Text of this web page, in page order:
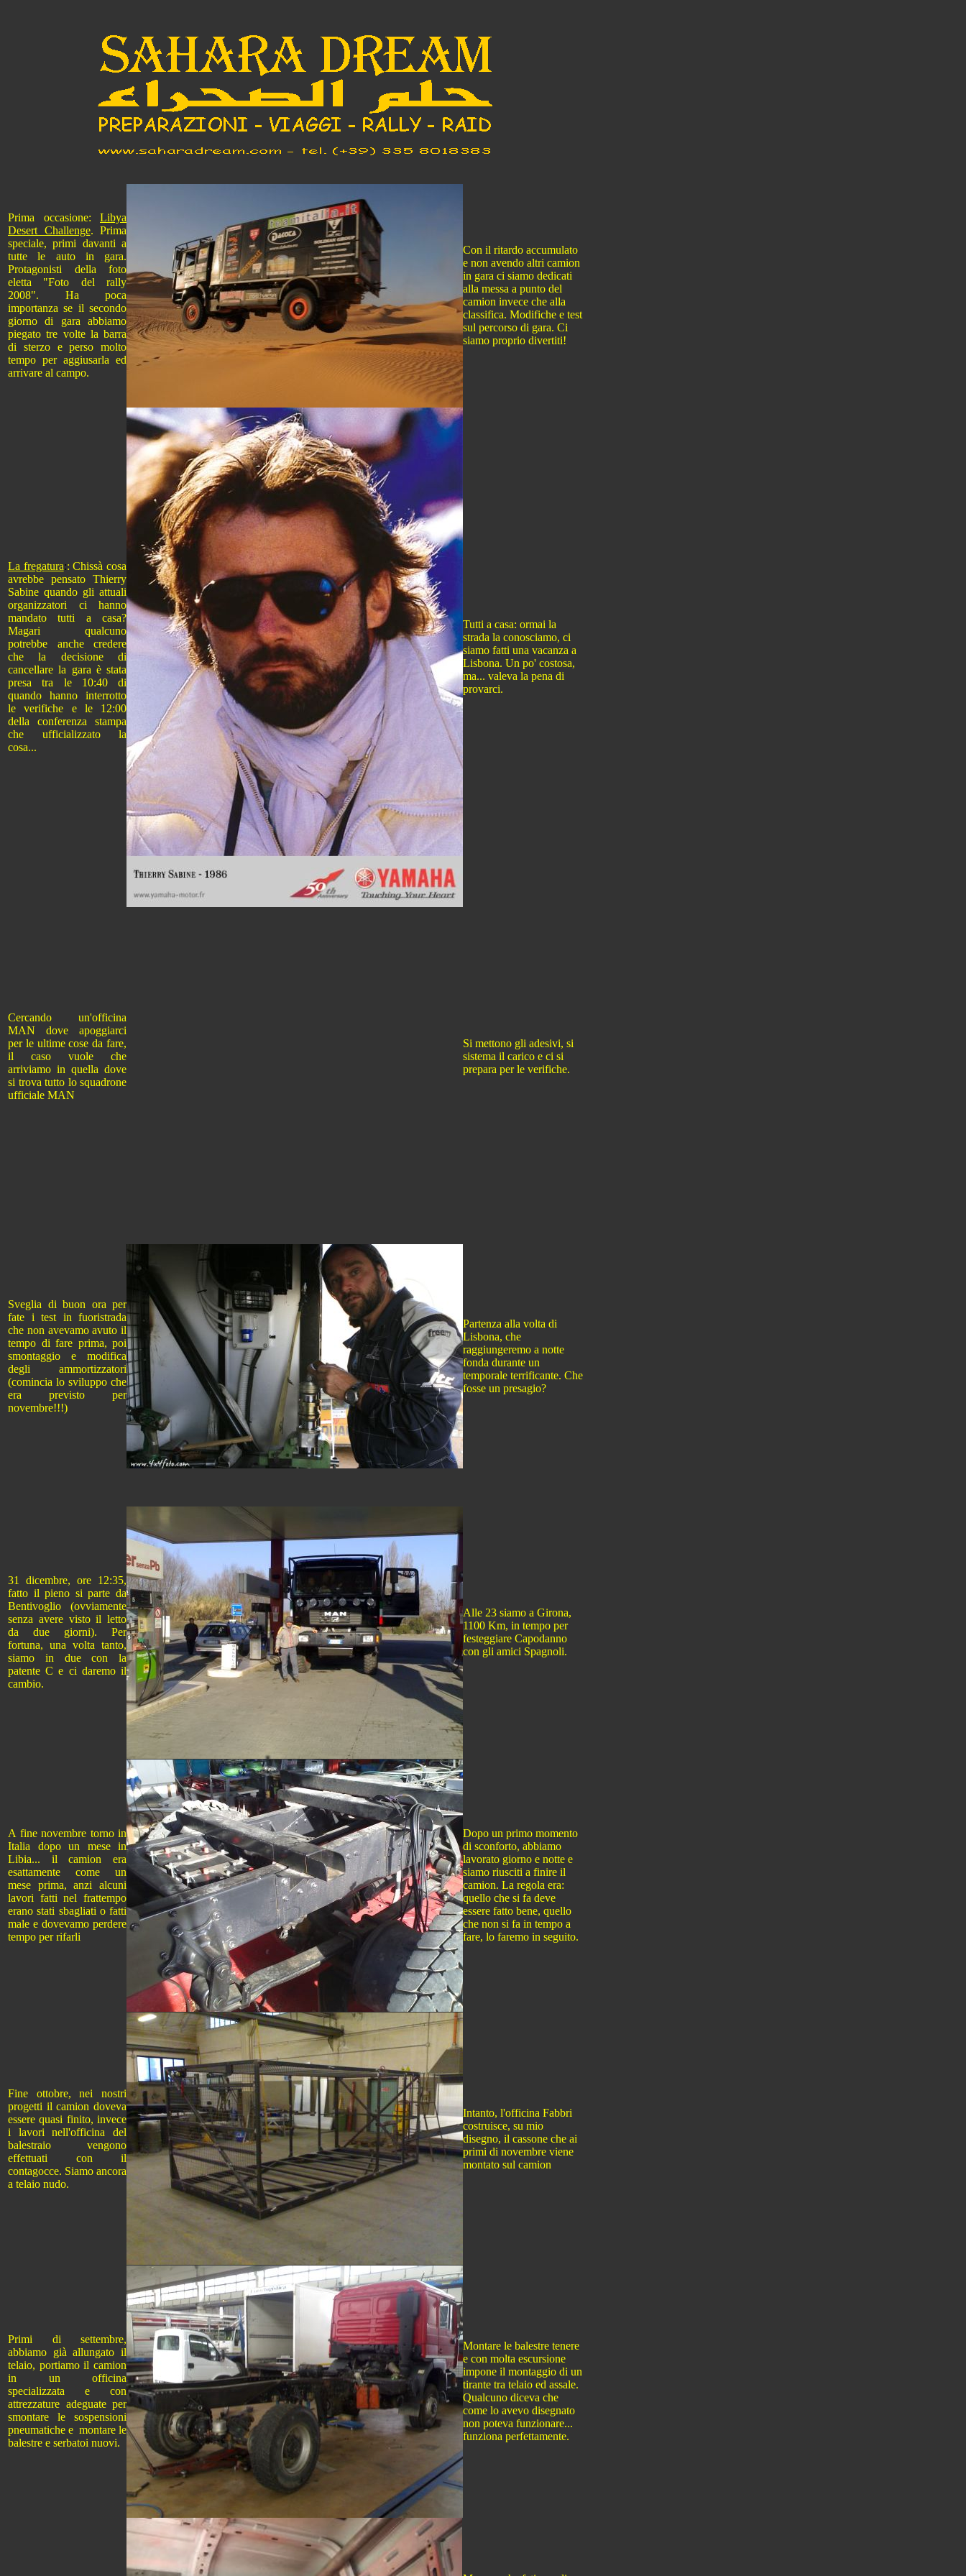
Prima occasione: Libya
Desert Challenge. Prima
speciale, primi davanti a
tutte le auto in gara.
Protagonisti della foto
eletta "Foto del rally
2008". Ha poca
importanza se il secondo
giorno di gara abbiamo
piegato tre volte la barra
di sterzo e perso molto
tempo per aggiusarla ed
arrivare al campo.
Con il ritardo accumulato
e non avendo altri camion
in gara ci siamo dedicati
alla messa a punto del
camion invece che alla
classifica. Modifiche e test
sul percorso di gara. Ci
siamo proprio divertiti!
La fregatura:: Chissà cosa
avrebbe pensato Thierry
Sabine quando gli attuali
organizzatori ci hanno
mandato tutti a casa?
Magari qualcuno
potrebbe anche credere
che la decisione di
cancellare la gara è stata
presa tra le 10:40 di
quando hanno interrotto
le verifiche e le 12:00
della conferenza stampa
che ufficializzato la
cosa...
Tutti a casa: ormai la
strada la conosciamo, ci
siamo fatti una vacanza a
Lisbona. Un po' costosa,
ma... valeva la pena di
provarci.
Cercando un'officina
MAN dove apoggiarci
per le ultime cose da fare,
il caso vuole che
arriviamo in quella dove
si trova tutto lo squadrone
ufficiale MAN
Si mettono gli adesivi, si
sistema il carico e ci si
prepara per le verifiche.
Sveglia di buon ora per
fate i test in fuoristrada
che non avevamo avuto il
tempo di fare prima, poi
smontaggio e modifica
degli ammortizzatori
(comincia lo sviluppo che
era previsto per
novembre!!!)
Partenza alla volta di
Lisbona, che
raggiungeremo a notte
fonda durante un
temporale terrificante. Che
fosse un presagio?
31 dicembre, ore 12:35,
fatto il pieno si parte da
Bentivoglio (ovviamente
senza avere visto il letto
da due giorni). Per
fortuna, una volta tanto,
siamo in due con la
patente C e ci daremo il
cambio.
Alle 23 siamo a Girona,
1100 Km, in tempo per
festeggiare Capodanno
con gli amici Spagnoli.
A fine novembre torno in
Italia dopo un mese in
Libia... il camion era
esattamente come un
mese prima, anzi alcuni
lavori fatti nel frattempo
erano stati sbagliati o fatti
male e dovevamo perdere
tempo per rifarli
Dopo un primo momento
di sconforto, abbiamo
lavorato giorno e notte e
siamo riusciti a finire il
camion. La regola era:
quello che si fa deve
essere fatto bene, quello
che non si fa in tempo a
fare, lo faremo in seguito.
Fine ottobre, nei nostri
progetti il camion doveva
essere quasi finito, invece
i lavori nell'officina del
balestraio vengono
effettuati con il
contagocce. Siamo ancora
a telaio nudo.
Intanto, l'officina Fabbri
costruisce, su mio
disegno, il cassone che ai
primi di novembre viene
montato sul camion
Primi di settembre,
abbiamo già allungato il
telaio, portiamo il camion
in un officina
specializzata e con
attrezzature adeguate per
smontare le sospensioni
pneumatiche e montare le
balestre e serbatoi nuovi.
Montare le balestre tenere
e con molta escursione
impone il montaggio di un
tirante tra telaio ed assale.
Qualcuno diceva che
come lo avevo disegnato
non poteva funzionare...
funziona perfettamente.